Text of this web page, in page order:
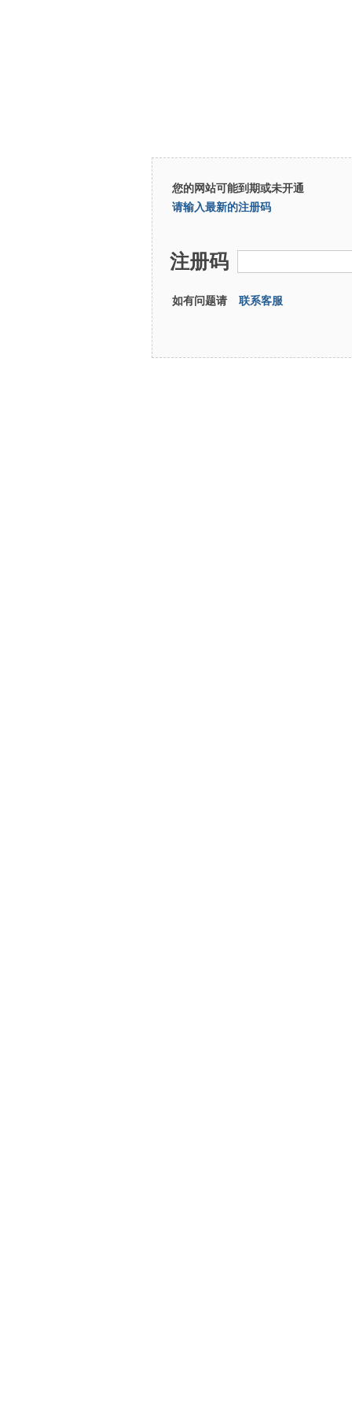
您的网站可能到期或未开通
请输入最新的注册码
注册码
如有问题请 联系客服